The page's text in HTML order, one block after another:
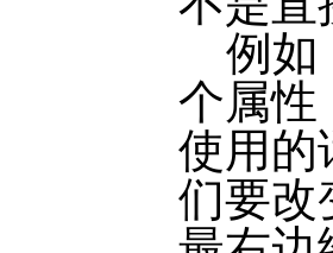
例如
个属性
使用的
们要改